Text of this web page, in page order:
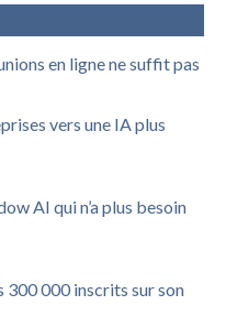
en ligne ne suffit pas
vers une IA plus
AI qui n’a plus besoin
300 000 inscrits sur son